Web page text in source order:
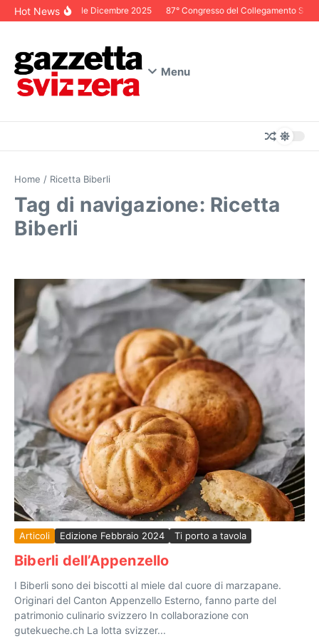
Salta al contenuto
Hot NewsEditoriale Dicembre 2025 87° Congresso del Collegamento
Menu
Home / Ricetta Biberli
Tag di navigazione: Ricetta
Biberli
Articoli Edizione Febbraio 2024 Ti porto a tavola
Biberli dell’Appenzello
I Biberli sono dei biscotti al miele dal cuore di marzapane.
Originari del Canton Appenzello Esterno, fanno parte del
patrimonio culinario svizzero In collaborazione con
gutekueche.ch La lotta svizzer...